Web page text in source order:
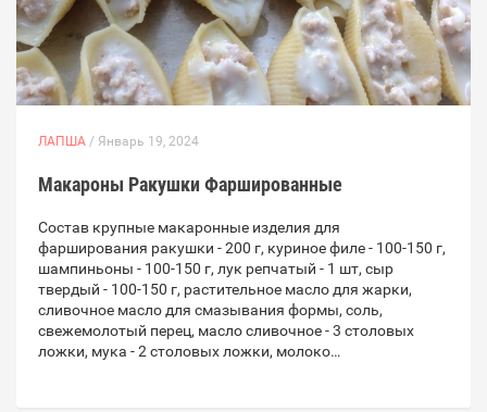
ЛАПША / Январь 19, 2024
Макароны Ракушки Фаршированные
Состав крупные макаронные изделия для
фарширования ракушки - 200 г, куриное филе - 100-150 г,
шампиньоны - 100-150 г, лук репчатый - 1 шт, сыр
твердый - 100-150 г, растительное масло для жарки,
сливочное масло для смазывания формы, соль,
свежемолотый перец, масло сливочное - 3 столовых
ложки, мука - 2 столовых ложки, молоко…